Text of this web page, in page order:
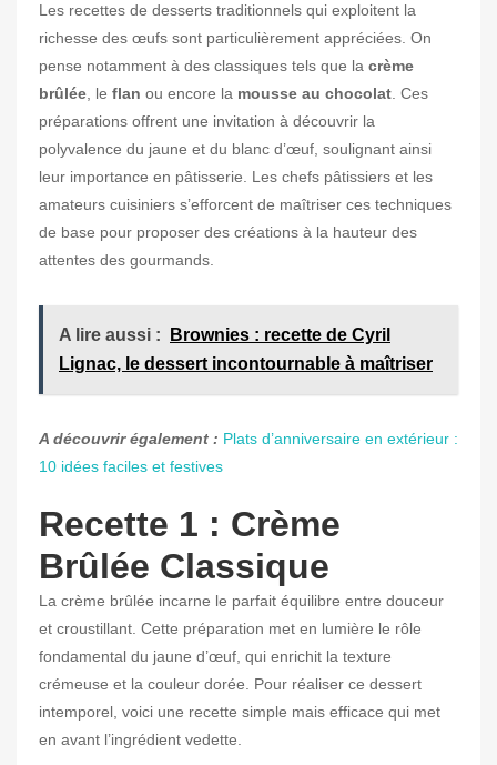
Les recettes de desserts traditionnels qui exploitent la
richesse des œufs sont particulièrement appréciées. On
pense notamment à des classiques tels que la crème
brûlée, le flan ou encore la mousse au chocolat. Ces
préparations offrent une invitation à découvrir la
polyvalence du jaune et du blanc d’œuf, soulignant ainsi
leur importance en pâtisserie. Les chefs pâtissiers et les
amateurs cuisiniers s’efforcent de maîtriser ces techniques
de base pour proposer des créations à la hauteur des
attentes des gourmands.
A lire aussi :
Brownies : recette de Cyril
Lignac, le dessert incontournable à maîtriser
A découvrir également : Plats d’anniversaire en extérieur :
10 idées faciles et festives
Recette 1 : Crème
Brûlée Classique
La crème brûlée incarne le parfait équilibre entre douceur
et croustillant. Cette préparation met en lumière le rôle
fondamental du jaune d’œuf, qui enrichit la texture
crémeuse et la couleur dorée. Pour réaliser ce dessert
intemporel, voici une recette simple mais efficace qui met
en avant l’ingrédient vedette.